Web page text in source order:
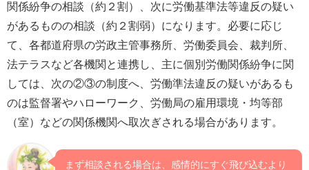
関係紛争の相談（約２割）、次に労働基準法等違反の疑い
があるものの相談（約２割弱）になります。必要に応じ
て、各都道府県の労政主管事務所、労働委員会、裁判所、
法テラスなど各機関と連携し、主に個別労働関係紛争に関
しては、次の②③の制度へ、労働準法違反の疑いがあるも
のは監督署やハローワーク、労働局の雇用環境・均等部
（室）などの関係機関へ取次ぎされる場合があります。
まず相談される場合は、感情的にすぐ飛び込むより